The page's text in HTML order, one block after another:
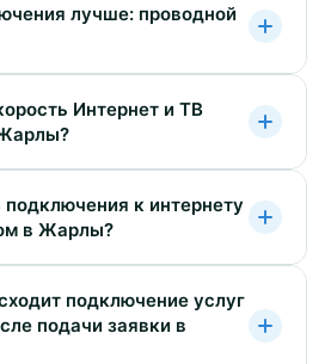
лучше: проводной
Интернет и ТВ
к интернету
в Жарлы?
подключение услуг
подачи заявки в